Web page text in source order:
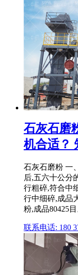
石灰石磨
机合适？
石灰石磨粉 一
后,五六十公分
行粗碎,符合中
行中细碎,成品
粉,成品80425目
联系电话: 180